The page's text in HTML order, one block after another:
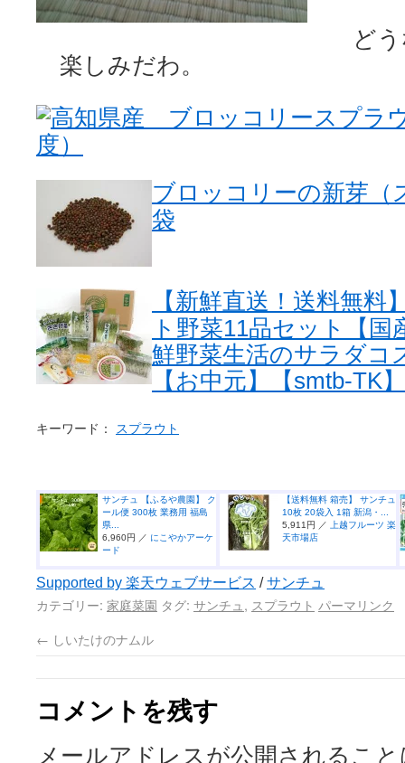
どう
楽しみだわ。
高知県産 ブロッコリースプラ
度）
ブロッコリーの新芽（
袋
【新鮮直送！送料無
ト野菜11品セット【
鮮野菜生活のサラダコ
【お中元】【smtb-TK】
キーワード： スプラウト
サンチュ 【ふるや農園】 ク
ール便 300枚 業務用 福島
県...
6,960円 ／ にこやかアーケ
ード
【送料無料 箱売】 サンチュ
10枚 20袋入 1箱 新潟・...
5,911円 ／
上越フルーツ 楽
天市場店
Supported by 楽天ウェブサービス /サンチュ
カテゴリー: 家庭菜園 タグ: サンチュ , スプラウト パーマリンク
← しいたけのナムル
コメントを残す
メールアドレスが公開されるこ